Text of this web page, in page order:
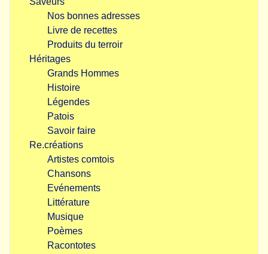
Nos bonnes adresses
Livre de recettes
Produits du terroir
Héritages
Grands Hommes
Histoire
Légendes
Patois
Savoir faire
Re.créations
Artistes comtois
Chansons
Evénements
Littérature
Musique
Poèmes
Racontotes